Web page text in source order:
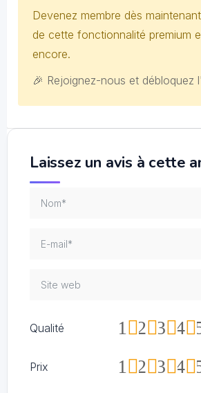
Devenez membre dès
de cette fonctionnalité premium
encore.
🎉 Rejoignez-nous et débloquez
Laissez un avis à cette
Qualité 4
3
2
1
Prix 4
3
2
1